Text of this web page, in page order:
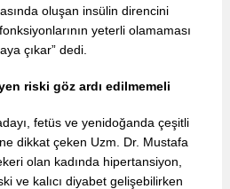
oluşan insülin direncini
yeterli olamaması
ortaya çıkar” dedi.
riski göz ardı edilmemeli
fetüs ve yenidoğanda çeşitli
dikkat çeken Uzm. Dr. Mustafa
olan kadında hipertansiyon,
ve kalıcı diyabet gelişebilirken